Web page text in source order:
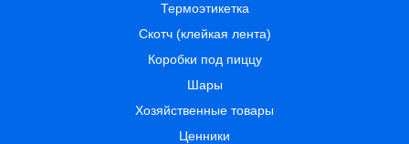
Термоэтикетка
Скотч (клейкая лента)
Коробки под пиццу
Шары
Хозяйственные товары
Ценники